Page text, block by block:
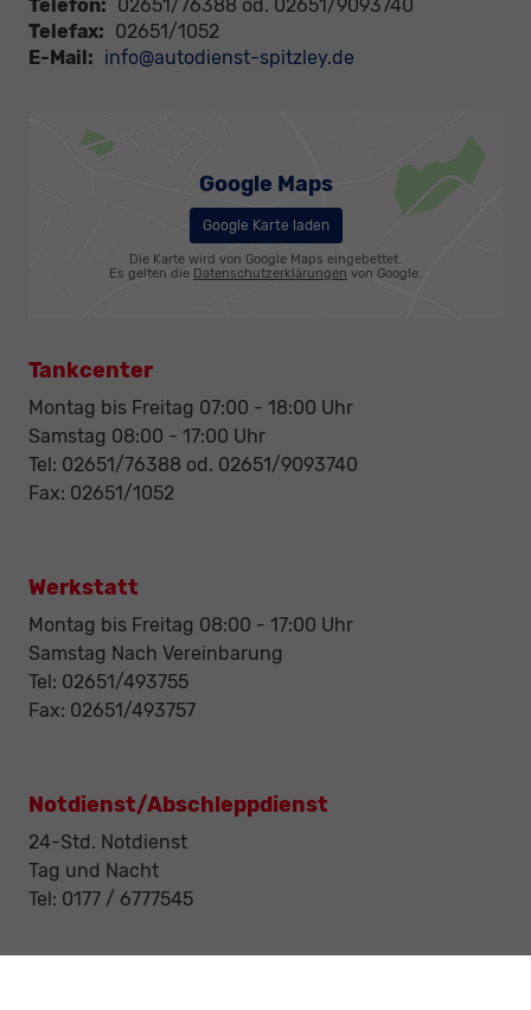
Telefon: 02651/76388 od. 02651/9093740
Telefax: 02651/1052
E-Mail: info@autodienst-spitzley.de
Google Maps
Google Karte laden
Die Karte wird von Google Maps eingebettet.
Es gelten die Datenschutzerklärungen von Google.
Tankcenter
Montag bis Freitag 07:00 - 18:00 Uhr
Samstag 08:00 - 17:00 Uhr
Tel: 02651/76388 od. 02651/9093740
Fax: 02651/1052
Werkstatt
Montag bis Freitag 08:00 - 17:00 Uhr
Samstag Nach Vereinbarung
Tel: 02651/493755
Fax: 02651/493757
Notdienst/Abschleppdienst
24-Std. Notdienst
Tag und Nacht
Tel: 0177 / 6777545